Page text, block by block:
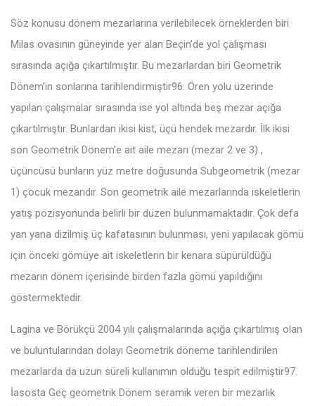
Söz konusu dönem mezarlarına verilebilecek örneklerden biri
Milas ovasının güneyinde yer alan Beçin’de yol çalışması
sırasında açığa çıkartılmıştır. Bu mezarlardan biri Geometrik
Dönem’in sonlarına tarihlendirmiştir96. Ören yolu üzerinde
yapılan çalışmalar sırasında ise yol altında beş mezar açığa
çıkartılmıştır. Bunlardan ikisi kist, üçü hendek mezardır. İlk ikisi
son Geometrik Dönem’e ait aile mezarı (mezar 2 ve 3) ,
üçüncüsü bunların yüz metre doğusunda Subgeometrik (mezar
1) çocuk mezarıdır. Son geometrik aile mezarlarında iskeletlerin
yatış pozisyonunda belirli bir düzen bulunmamaktadır. Çok defa
yan yana dizilmiş üç kafatasının bulunması, yeni yapılacak gömü
için önceki gömüye ait iskeletlerin bir kenara süpürüldüğü
mezarın dönem içerisinde birden fazla gömü yapıldığını
göstermektedir.
Lagina ve Börükçü 2004 yılı çalışmalarında açığa çıkartılmış olan
ve buluntularından dolayı Geometrik döneme tarihlendirilen
mezarlarda da uzun süreli kullanımın olduğu tespit edilmiştir97.
İasosta Geç geometrik Dönem seramik veren bir mezarlık